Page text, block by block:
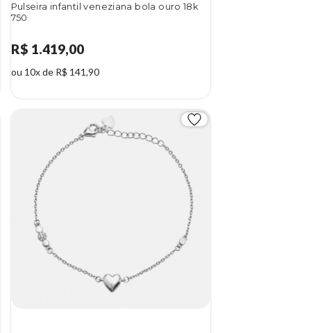
Pulseira infantil veneziana bola ouro 18k
750
R$ 1.419,00
ou 10x de R$ 141,90